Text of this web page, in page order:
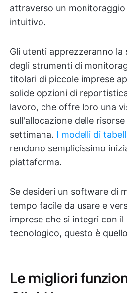
attraverso un monitoraggio
intuitivo.
Gli utenti apprezzeranno la
degli strumenti di
titolari di piccole imprese
solide opzioni di
lavoro, che offre loro una
sull'allocazione delle
settimana. I modelli di
rendono semplicissimo
piattaforma.
Se desideri un software di
tempo facile da usare e
imprese che si integri con
tecnologico, questo è
Le migliori